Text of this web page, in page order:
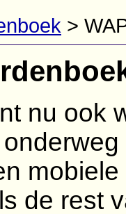
>
nu ook
mobiele
de rest